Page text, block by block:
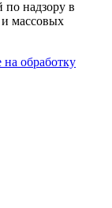
по надзору в
массовых
на обработку